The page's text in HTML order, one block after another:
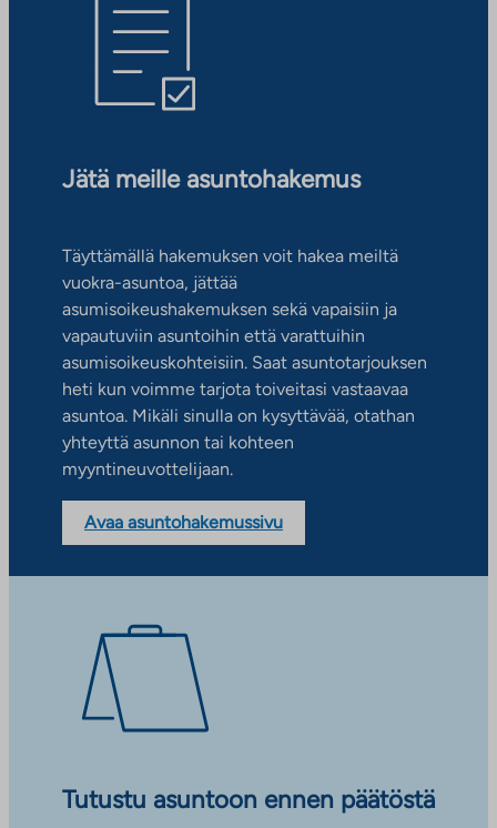
Jätä meille asuntohakemus
Täyttämällä hakemuksen voit hakea meiltä
vuokra-asuntoa, jättää
asumisoikeushakemuksen sekä vapaisiin ja
vapautuviin asuntoihin että varattuihin
asumisoikeuskohteisiin. Saat asuntotarjouksen
heti kun voimme tarjota toiveitasi vastaavaa
asuntoa. Mikäli sinulla on kysyttävää, otathan
yhteyttä asunnon tai kohteen
myyntineuvottelijaan.
Avaa asuntohakemussivu
Tutustu asuntoon ennen päätöstä